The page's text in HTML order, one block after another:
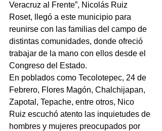
Veracruz al Frente”, Nicolás Ruiz
Roset, llegó a este municipio para
reunirse con las familias del campo de
distintas comunidades, donde ofreció
trabajar de la mano con ellos desde el
Congreso del Estado.
En poblados como Tecolotepec, 24 de
Febrero, Flores Magón, Chalchijapan,
Zapotal, Tepache, entre otros, Nico
Ruiz escuchó atento las inquietudes de
hombres y mujeres preocupados por